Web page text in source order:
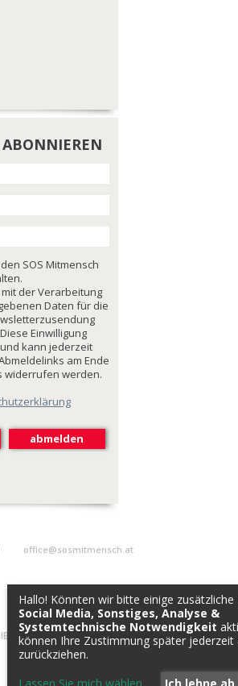
SOS Mitmensch
der Verarbeitung
Daten für die
Einwilligung
kann jederzeit
am Ende
widerrufen werden.
office@sosmitmensch.at
Hallo! Könnten wir bitte einige
Social Media, Sonstiges, Analyse &
Systemtechnische Notwendigkeit
können Ihre Zustimmung später jederzeit
zurückziehen.